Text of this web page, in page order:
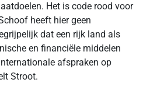
Het is code rood voor
heeft hier geen
dat een rijk land als
en financiële middelen
afspraken op
Stroot.